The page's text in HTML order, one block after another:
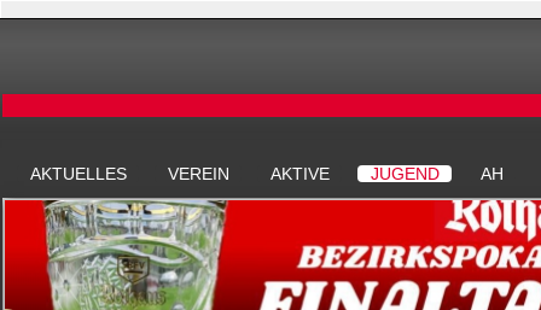
AKTUELLES VEREIN AKTIVE JUGEND AH